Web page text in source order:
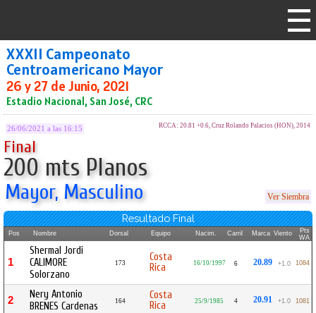
XXXII Campeonato
Centroamericano Mayor
26 y 27 de Junio, 2021
Estadio Nacional, San José, CRC
26/06/2021 a las 16:15 RCCA: 20.81 +0.6, Cruz Rolando Palacios (HON), 2014
Final
200 mts Planos
Mayor, Masculino Ver Siembra
Resultado Final
Pos Nombre Dorsal Equipo Nacim. Carril Marca Viento
Pts
WA
1
Shermal Jordi
CALIMORE
Solorzano
173
Costa
Rica
16/10/1997 6 20.89 +1.0 1084
2
Nery Antonio
BRENES Cardenas
164
Costa
Rica
25/9/1985 4 20.91 +1.0 1081